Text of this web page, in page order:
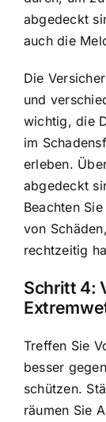
abgedeckt
auch die
Die
und
wichtig, die
im
erleben.
abgedeckt
Beachten
von
rechtzeitig
Schritt 4:
Treffen Sie
besser
schützen.
räumen Sie